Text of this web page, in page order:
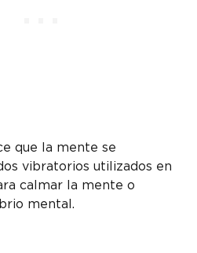
que la mente se
vibratorios utilizados en
calmar la mente o
mental.